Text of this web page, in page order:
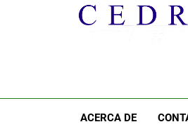
Programa de
ACERCA DE